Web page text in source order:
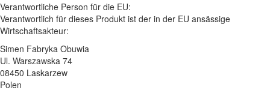
Verantwortliche Person für die EU:
Verantwortlich für dieses Produkt ist der in der EU ansässige
Wirtschaftsakteur:
Simen Fabryka Obuwia
Ul. Warszawska 74
08450 Laskarzew
Polen